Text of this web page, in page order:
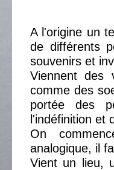
A l'origine un
de différents
souvenirs et
Viennent des
comme des
portée des
l'indéfinition et
On
analogique, il
Vient un lieu,